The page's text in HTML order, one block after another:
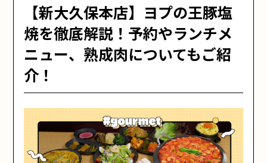
【新大久保本店】ヨプの王豚塩
焼を徹底解説！予約やランチメ
ニュー、熟成肉についてもご紹
介！